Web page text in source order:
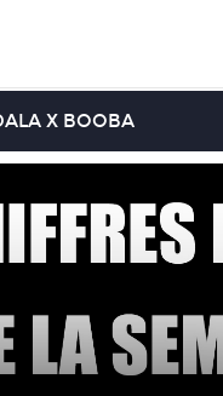
X BOOBA